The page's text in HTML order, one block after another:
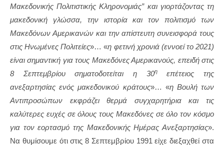
Μακεδονικής Πολιτιστικής Κληρονομιάς” και γιορτάζοντας τη
μακεδονική γλώσσα, την ιστορία και τον πολιτισμό των
Μακεδόνων Αμερικανών και την απίστευτη συνεισφορά τους
στις Ηνωμένες Πολιτείες»… «η φετινή χρονιά (εννοεί το 2021)
είναι σημαντική για τους Μακεδόνες Αμερικανούς, επειδή στις
8 Σεπτεμβρίου σηματοδοτείται η 30ηεπέτειος της
ανεξαρτησίας ενός μακεδονικού κράτους»… «η Βουλή των
Αντιπροσώπων εκφράζει θερμά συγχαρητήρια και τις
καλύτερες ευχές σε όλους τους Μακεδόνες σε όλο τον κόσμο
για τον εορτασμό της Μακεδονικής Ημέρας Ανεξαρτησίας».
Να θυμίσουμε ότι στις 8 Σεπτεμβρίου 1991 είχε διεξαχθεί στα